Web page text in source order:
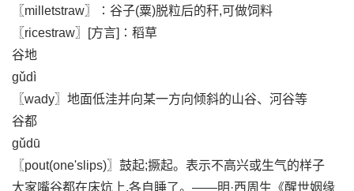
〖milletstraw〗∶谷子(粟)脱粒后的秆,可做饲料
〖ricestraw〗[方言]∶稻草
谷地
gǔdì
〖wady〗地面低洼并向某一方向倾斜的山谷、河谷等
谷都
gǔdū
〖pout(one'slips)〗鼓起;撅起。表示不高兴或生气的样子
大家嘴谷都在床炕上,各自睡了。——明·西周生《醒世姻缘